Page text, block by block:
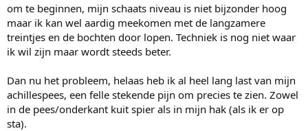
r
om te beginnen, mijn schaats niveau is niet bijzonder hoog
maar ik kan wel aardig meekomen met de langzamere
treintjes en de bochten door lopen. Techniek is nog niet waar
ik wil zijn maar wordt steeds beter.
Dan nu het probleem, helaas heb ik al heel lang last van mijn
achillespees, een felle stekende pijn om precies te zien. Zowel
in de pees/onderkant kuit spier als in mijn hak (als ik er op
sta).